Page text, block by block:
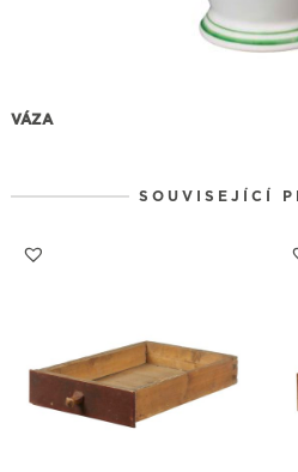
VÁZA
SOUVISEJÍCÍ